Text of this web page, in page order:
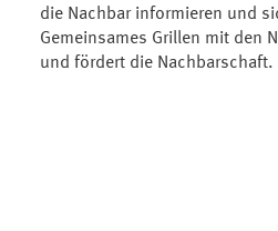
die Nachbar informieren und
Gemeinsames Grillen mit den
und fördert die Nachbarschaft.